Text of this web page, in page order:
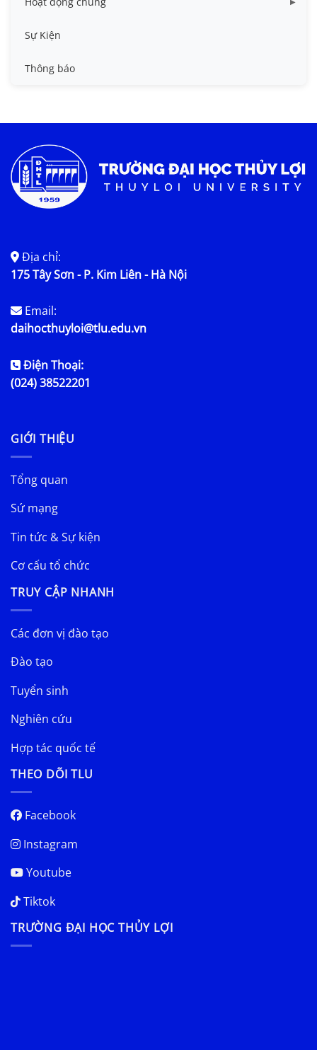
Tin công tác sinh viên
Tin đào tạo
Tin tức chung
Sự Kiện
Thông báo
Địa chỉ:
175 Tây Sơn - P. Kim Liên - Hà Nội
Email:
daihocthuyloi@tlu.edu.vn
Điện Thoại:
(024) 38522201
GIỚI THIỆU
Tổng quan
Sứ mạng
Tin tức & Sự kiện
Cơ cấu tổ chức
TRUY CẬP NHANH
Các đơn vị đào tạo
Đào tạo
Tuyển sinh
Nghiên cứu
Hợp tác quốc tế
THEO DÕI TLU
Facebook
Instagram
Youtube
Tiktok
TRƯỜNG ĐẠI HỌC THỦY LỢI